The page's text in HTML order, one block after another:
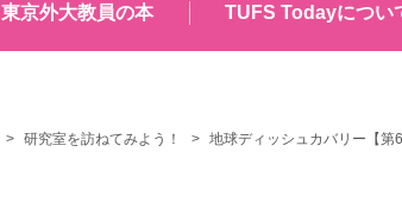
東京外大教員の本 TUFS Todayについ
研究室を訪ねてみよう！ 地球ディッシュカバリー【